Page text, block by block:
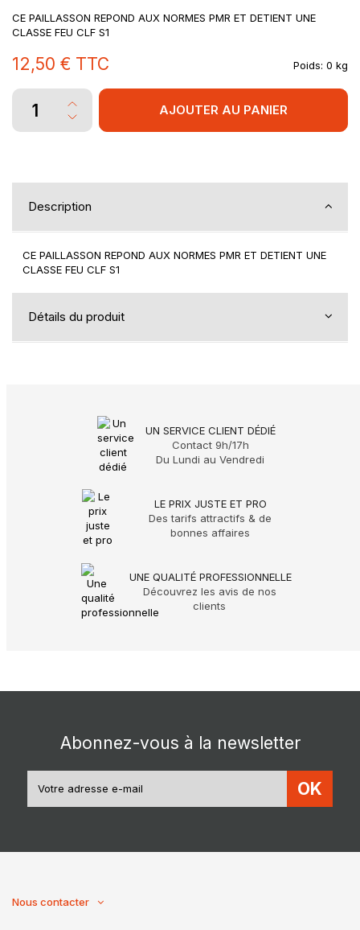
CE PAILLASSON REPOND AUX NORMES PMR ET DETIENT UNE
CLASSE FEU CLF S1
12,50 € TTC Poids: 0 kg
AJOUTER AU PANIER
Description
CE PAILLASSON REPOND AUX NORMES PMR ET DETIENT UNE
CLASSE FEU CLF S1
Détails du produit
UN SERVICE CLIENT DÉDIÉ
Contact 9h/17h
Du Lundi au Vendredi
LE PRIX JUSTE ET PRO
Des tarifs attractifs & de
bonnes affaires
UNE QUALITÉ PROFESSIONNELLE
Découvrez les avis de nos
clients
Abonnez-vous à la newsletter
OK
Nous contacter